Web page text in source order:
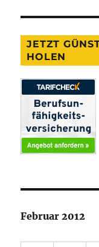
JETZT
HOLEN
Februar 2012